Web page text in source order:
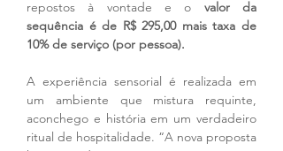
repostos à vontade e o valor da
sequência é de R$ 295,00 mais taxa de
10% de serviço (por pessoa).
A experiência sensorial é realizada em
um ambiente que mistura requinte,
aconchego e história em um verdadeiro
ritual de hospitalidade. “A nova proposta